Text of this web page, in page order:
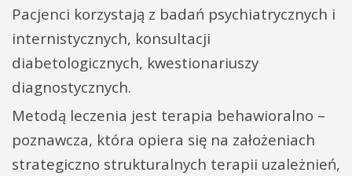
Pacjenci korzystają z badań psychiatrycznych i
internistycznych, konsultacji
diabetologicznych, kwestionariuszy
diagnostycznych.
Metodą leczenia jest terapia behawioralno –
poznawcza, która opiera się na założeniach
strategiczno strukturalnych terapii uzależnień,